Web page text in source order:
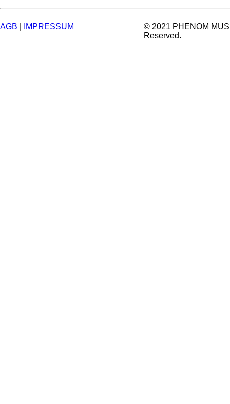
AGB IMPRESSUM
© 2021 PHENOM
Reserved.